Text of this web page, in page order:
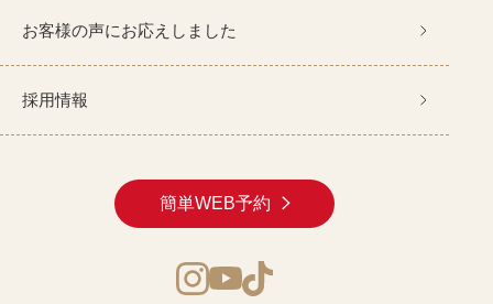
簡単WEB予約
お客様の声にお応えしました
採用情報